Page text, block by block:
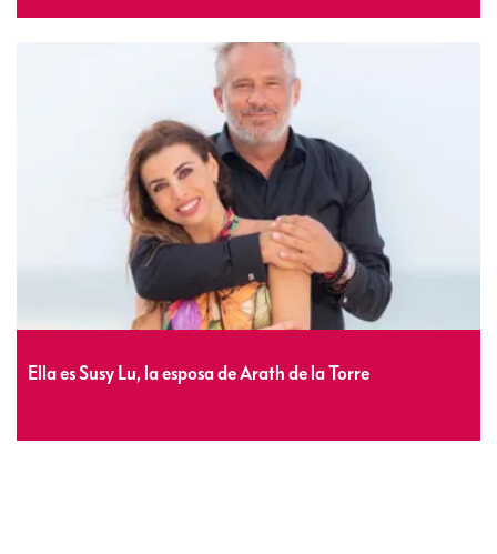
Ella es Susy Lu, la esposa de Arath de la Torre